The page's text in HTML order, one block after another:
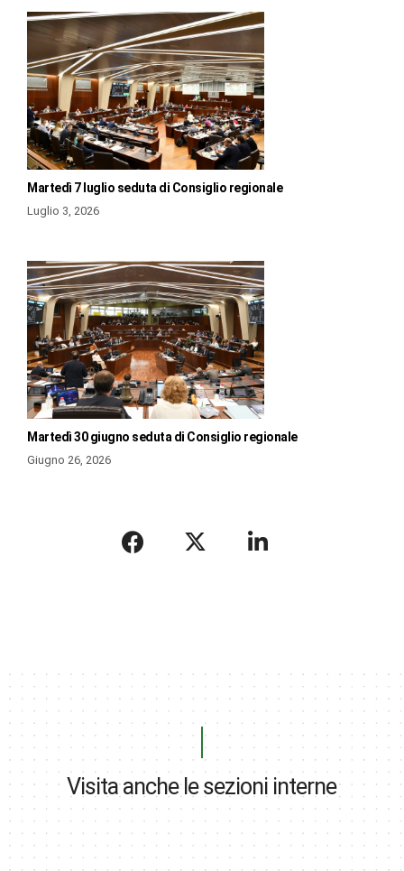
Martedì 7 luglio seduta di Consiglio regionale
Luglio 3, 2026
Martedì 30 giugno seduta di Consiglio regionale
Giugno 26, 2026
Visita anche le sezioni interne